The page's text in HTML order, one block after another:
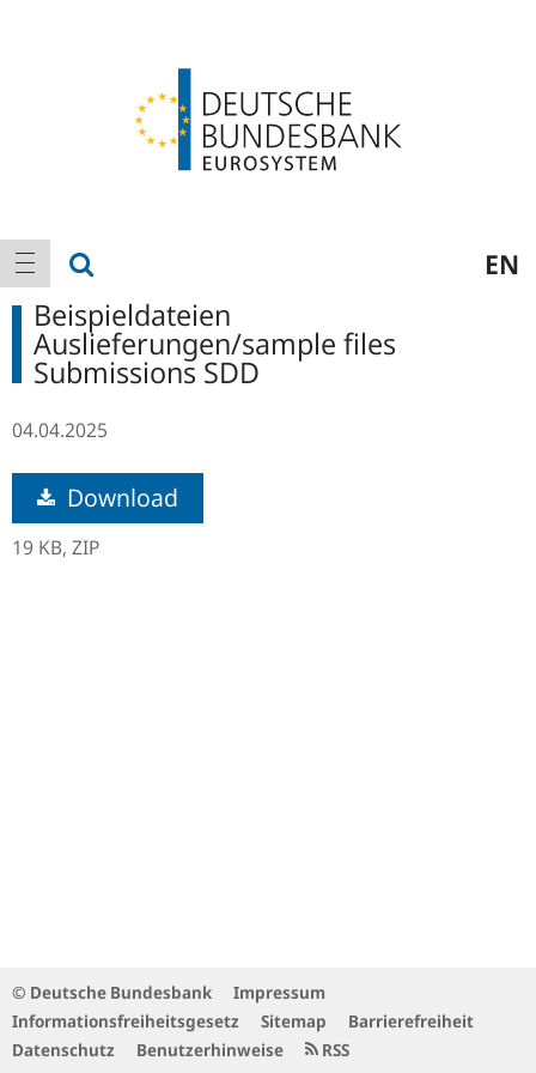
Hauptnavigation
Navigation anzeigen EN
Beispieldateien
Auslieferungen/sample files
Submissions SDD
04.04.2025
Download
19 KB, ZIP
© Deutsche Bundesbank
Impressum
Informationsfreiheitsgesetz
Sitemap
Barrierefreiheit
Datenschutz
Benutzerhinweise RSS